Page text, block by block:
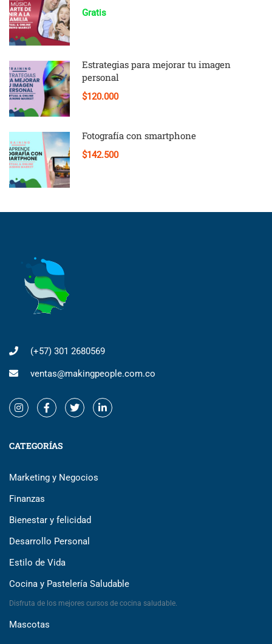
Gratis
Estrategias para mejorar tu imagen
personal
$120.000
Fotografía con smartphone
$142.500
(+57) 301 2680569
ventas@makingpeople.com.co
CATEGORÍAS
Marketing y Negocios
Finanzas
Bienestar y felicidad
Desarrollo Personal
Estilo de Vida
Cocina y Pastelería Saludable
Disfruta de los mejores cursos de cocina saludable.
Mascotas